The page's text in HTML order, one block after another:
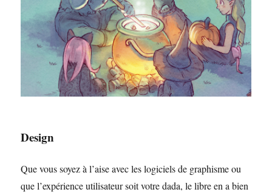
Design
Que vous soyez à l’aise avec les logiciels de graphisme ou
que l’expérience utilisateur soit votre dada, le libre en a bien